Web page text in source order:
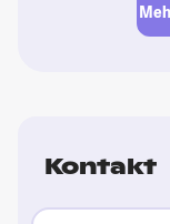
Kontakt